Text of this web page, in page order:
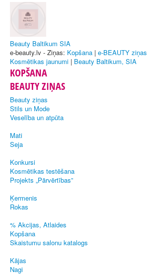
Beauty Baltikum SIA
e-beauty.lv - Ziņas: Kopšana | e-BEAUTY ziņas
Kosmētikas jaunumi | Beauty Baltikum, SIA
KOPŠANA
BEAUTY ZIŅAS
Beauty ziņas
Stils un Mode
Veselība un atpūta
Mati
Seja
Konkursi
Kosmētikas testēšana
Projekts „Pārvērtības”
Ķermenis
Rokas
% Akcijas, Atlaides
Kopšana
Skaistumu salonu katalogs
Kājas
Nagi